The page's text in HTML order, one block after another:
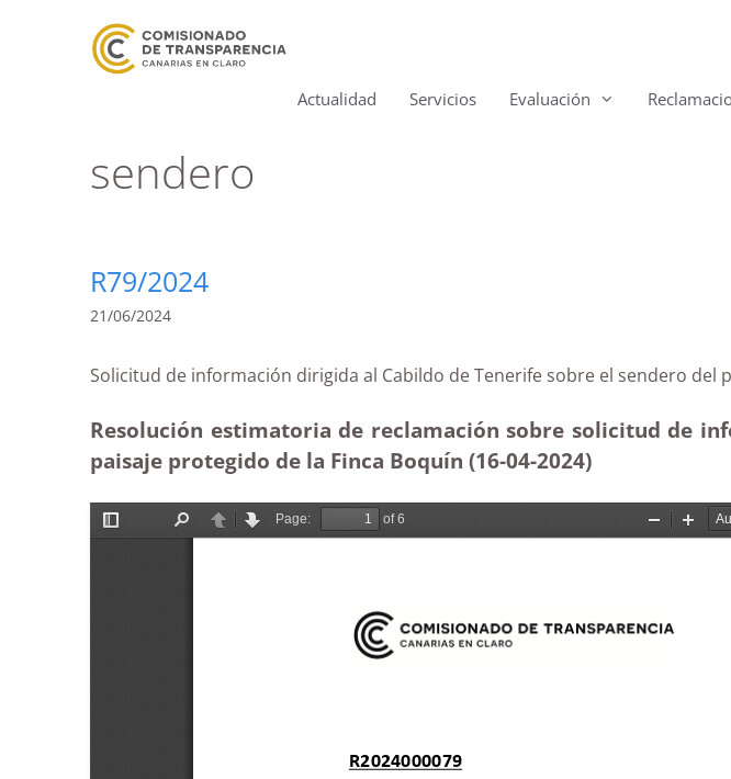
Actualidad Servicios Evaluación
sendero
R79/2024
21/06/2024
Solicitud de información dirigida al Cabildo de Tenerife sobre el
Resolución estimatoria de reclamación sobre solicitud de
paisaje protegido de la Finca Boquín (16-04-2024)